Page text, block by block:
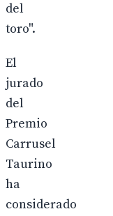
del
toro".
El
jurado
del
Premio
Carrusel
Taurino
ha
considerado